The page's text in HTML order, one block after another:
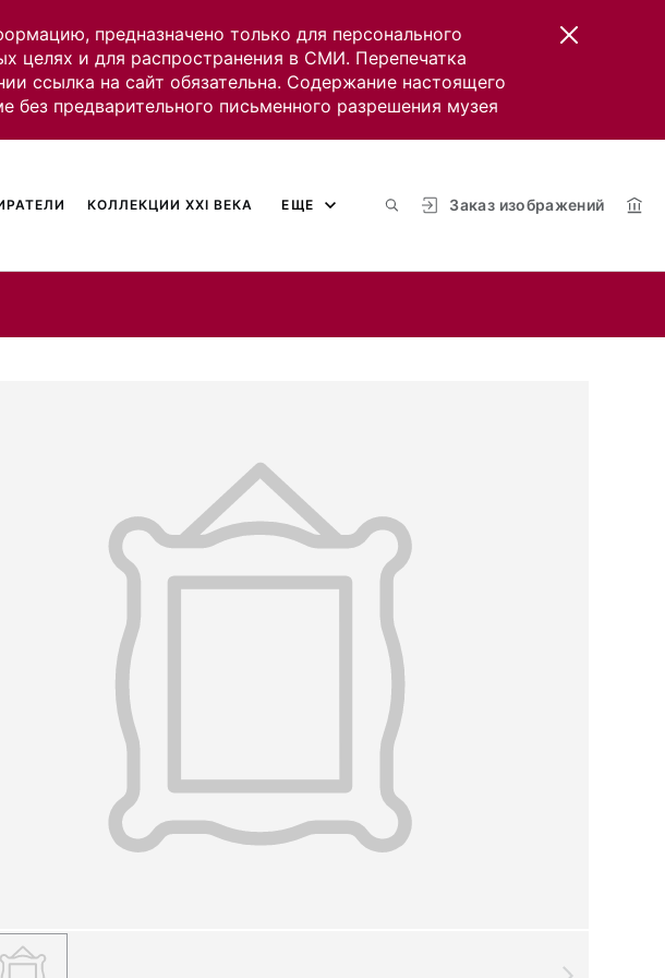
предназначено только для персонального
целях и для распространения в СМИ. Перепечатка
ссылка на сайт обязательна. Содержание настоящего
предварительного письменного разрешения музея
Заказ изображений
КОЛЛЕКЦИИ XXI ВЕКА ЕЩЕ